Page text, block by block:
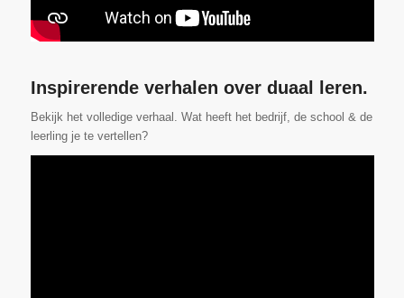
Inspirerende verhalen over duaal leren.
Bekijk het volledige verhaal. Wat heeft het bedrijf, de school & de
leerling je te vertellen?